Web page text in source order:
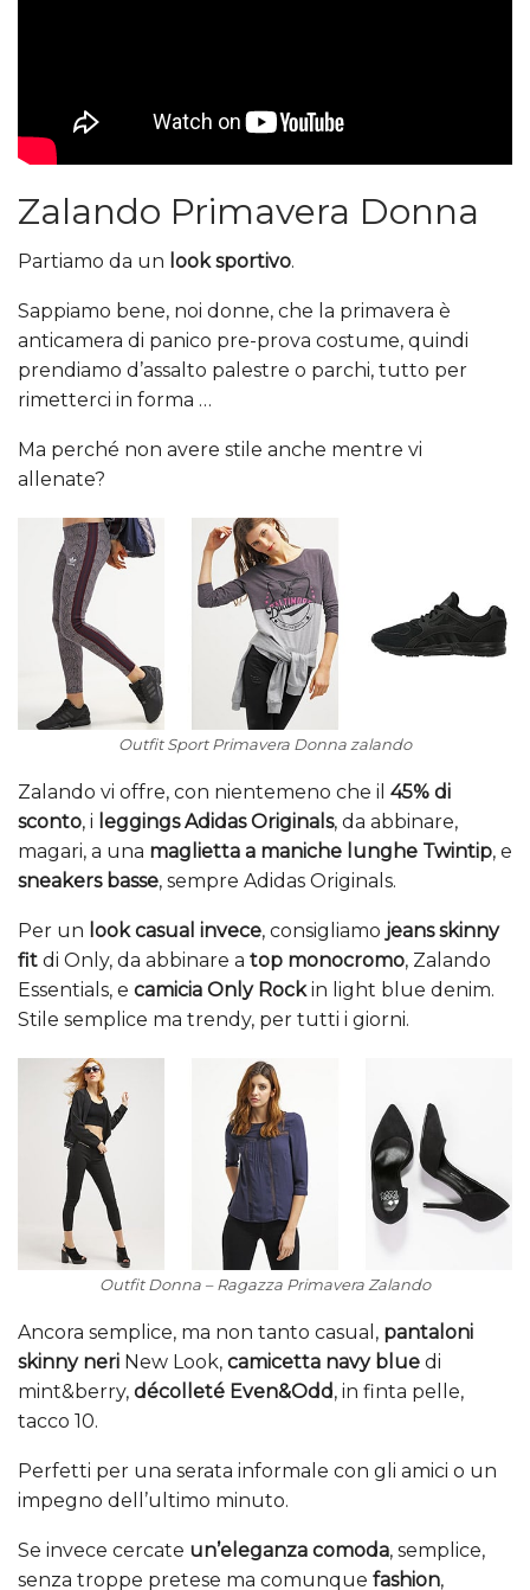
Zalando Primavera Donna
Partiamo da un look sportivo.
Sappiamo bene, noi donne, che la primavera è
anticamera di panico pre-prova costume, quindi
prendiamo d’assalto palestre o parchi, tutto per
rimetterci in forma …
Ma perché non avere stile anche mentre vi
allenate?
Outfit Sport Primavera Donna zalando
Zalando vi offre, con nientemeno che il 45% di
sconto, i leggings Adidas Originals, da abbinare,
magari, a una maglietta a maniche lunghe Twintip, e
sneakers basse, sempre Adidas Originals.
Per un look casual invece, consigliamo jeans skinny
fit di Only, da abbinare a top monocromo, Zalando
Essentials, e camicia Only Rockin light blue denim.
Stile semplice ma trendy, per tutti i giorni.
Outfit Donna – Ragazza Primavera Zalando
Ancora semplice, ma non tanto casual, pantaloni
skinny neri New Look, camicetta navy blue di
mint&berry, décolleté Even&Odd, in finta pelle,
tacco 10.
Perfetti per una serata informale con gli amici o un
impegno dell’ultimo minuto.
Se invece cercate un’eleganza comoda, semplice,
senza troppe pretese ma comunque fashion,